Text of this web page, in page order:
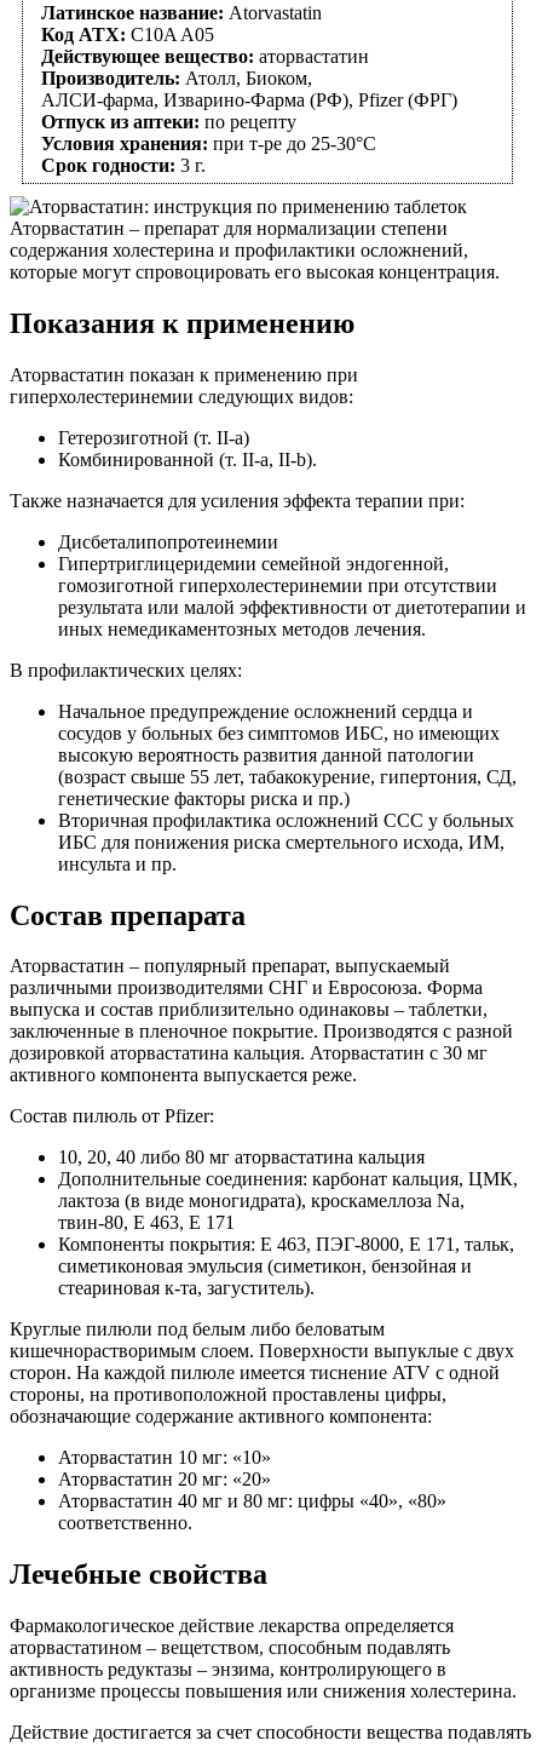
Латинское название: Atorvastatin
Код АТХ: C10A A05
Действующее вещество: аторвастатин
Производитель: Атолл, Биоком,
АЛСИ-фарма, Изварино-Фарма (РФ), Pfizer (ФРГ)
Отпуск из аптеки: по рецепту
Условия хранения: при т-ре до 25-30°С
Срок годности: 3 г.
Аторвастатин – препарат для нормализации степени
содержания холестерина и профилактики осложнений,
которые могут спровоцировать его высокая концентрация.
Показания к применению
Аторвастатин показан к применению при
гиперхолестеринемии следующих видов:
Гетерозиготной (т. II-а)
Комбинированной (т. II-а, II-b).
Также назначается для усиления эффекта терапии при:
Дисбеталипопротеинемии
Гипертриглицеридемии семейной эндогенной,
гомозиготной гиперхолестеринемии при отсутствии
результата или малой эффективности от диетотерапии и
иных немедикаментозных методов лечения.
В профилактических целях:
Начальное предупреждение осложнений сердца и
сосудов у больных без симптомов ИБС, но имеющих
высокую вероятность развития данной патологии
(возраст свыше 55 лет, табакокурение, гипертония, СД,
генетические факторы риска и пр.)
Вторичная профилактика осложнений ССС у больных
ИБС для понижения риска смертельного исхода, ИМ,
инсульта и пр.
Состав препарата
Аторвастатин – популярный препарат, выпускаемый
различными производителями СНГ и Евросоюза. Форма
выпуска и состав приблизительно одинаковы – таблетки,
заключенные в пленочное покрытие. Производятся с разной
дозировкой аторвастатина кальция. Аторвастатин с 30 мг
активного компонента выпускается реже.
Состав пилюль от Pfizer:
10, 20, 40 либо 80 мг аторвастатина кальция
Дополнительные соединения: карбонат кальция, ЦМК,
лактоза (в виде моногидрата), кроскамеллоза Na,
твин-80, Е 463, Е 171
Компоненты покрытия: Е 463, ПЭГ-8000, Е 171, тальк,
симетиконовая эмульсия (симетикон, бензойная и
стеариновая к-та, загуститель).
Круглые пилюли под белым либо беловатым
кишечнорастворимым слоем. Поверхности выпуклые с двух
сторон. На каждой пилюле имеется тиснение ATV с одной
стороны, на противоположной проставлены цифры,
обозначающие содержание активного компонента:
Аторвастатин 10 мг: «10»
Аторвастатин 20 мг: «20»
Аторвастатин 40 мг и 80 мг: цифры «40», «80»
соответственно.
Лечебные свойства
Фармакологическое действие лекарства определяется
аторвастатином – вещетством, способным подавлять
активность редуктазы – энзима, контролирующего в
организме процессы повышения или снижения холестерина.
Действие достигается за счет способности вещества подавлять